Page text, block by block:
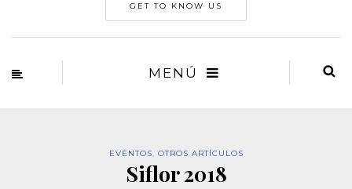
GET TO KNOW US
MENÚ
EVENTOS, OTROS ARTÍCULOS
Siflor 2018